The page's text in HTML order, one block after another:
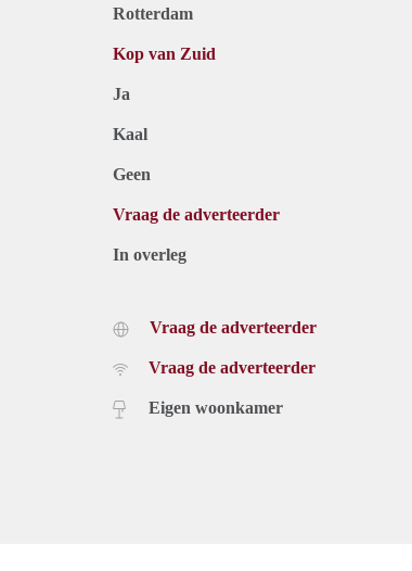
Rotterdam
Kop van Zuid
Ja
Kaal
Geen
Vraag de adverteerder
In overleg
Vraag de adverteerder
Vraag de adverteerder
Eigen woonkamer